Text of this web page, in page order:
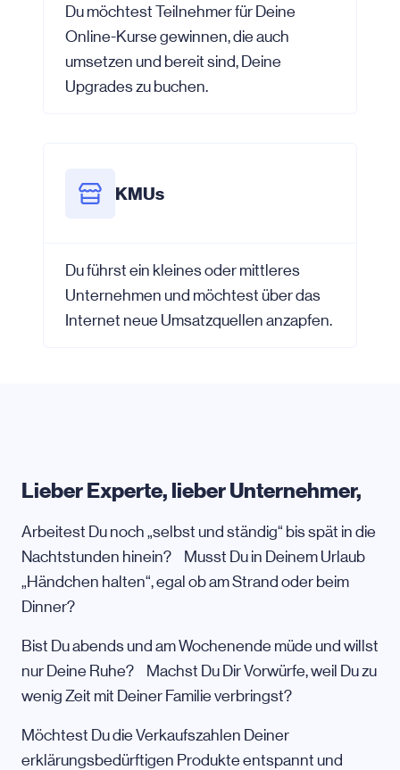
Du möchtest Teilnehmer für Deine
Online-Kurse gewinnen, die auch
umsetzen und bereit sind, Deine
Upgrades zu buchen.
KMUs
Du führst ein kleines oder mittleres
Unternehmen und möchtest über das
Internet neue Umsatzquellen anzapfen.
Lieber Experte, lieber Unternehmer,
Arbeitest Du noch „selbst und ständig“ bis spät in die
Nachtstunden hinein? Musst Du in Deinem Urlaub
„Händchen halten“, egal ob am Strand oder beim
Dinner?
Bist Du abends und am Wochenende müde und willst
nur Deine Ruhe? Machst Du Dir Vorwürfe, weil Du zu
wenig Zeit mit Deiner Familie verbringst?
Möchtest Du die Verkaufszahlen Deiner
erklärungsbedürftigen Produkte entspannt und